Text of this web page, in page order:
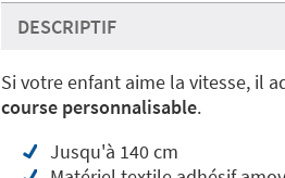
DESCRIPTIF
Si votre enfant aime la vitesse, il
course personnalisable.
Jusqu'à 140 cm